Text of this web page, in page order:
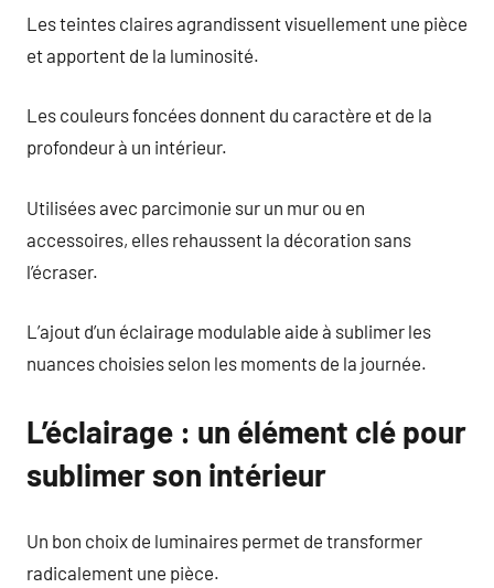
Les teintes claires agrandissent visuellement une pièce
et apportent de la luminosité.
Les couleurs foncées donnent du caractère et de la
profondeur à un intérieur.
Utilisées avec parcimonie sur un mur ou en
accessoires, elles rehaussent la décoration sans
l’écraser.
L’ajout d’un éclairage modulable aide à sublimer les
nuances choisies selon les moments de la journée.
L’éclairage : un élément clé pour
sublimer son intérieur
Un bon choix de luminaires permet de transformer
radicalement une pièce.